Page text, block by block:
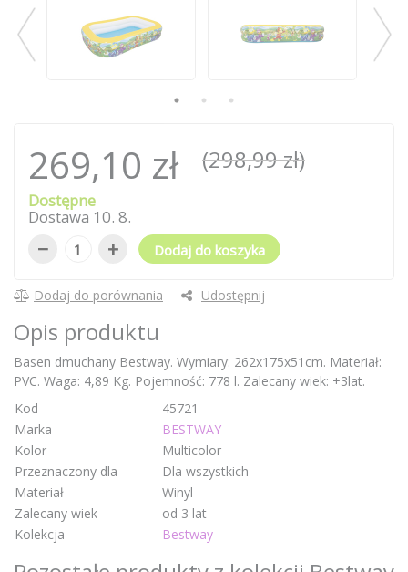
269,10 zł (298,99 zł)
Dostępne
Dostawa 10. 8.
− + Dodaj do koszyka
Dodaj do porównania Udostępnij
Opis produktu
Basen dmuchany Bestway. Wymiary: 262x175x51cm. Materiał:
PVC. Waga: 4,89 Kg. Pojemność: 778 l. Zalecany wiek: +3lat.
Kod
45721
Marka
BESTWAY
Kolor
Multicolor
Przeznaczony dla
Dla wszystkich
Materiał
Winyl
Zalecany wiek
od 3 lat
Kolekcja
Bestway